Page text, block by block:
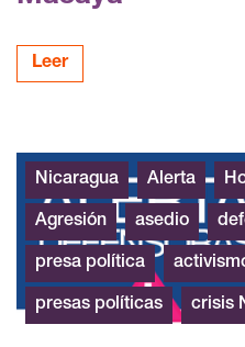
Leer
Neyma Hernández
Nicaragua Alerta
Agresión asedio
presa política
presas políticas crisis